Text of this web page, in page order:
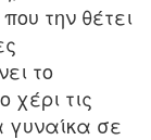
την θέτει
το
χέρι τις
γυναίκα σε